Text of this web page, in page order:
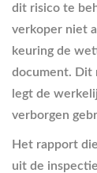
dit risico te
verkoper niet
keuring de
document. Dit
legt de
verborgen
Het rapport
uit de